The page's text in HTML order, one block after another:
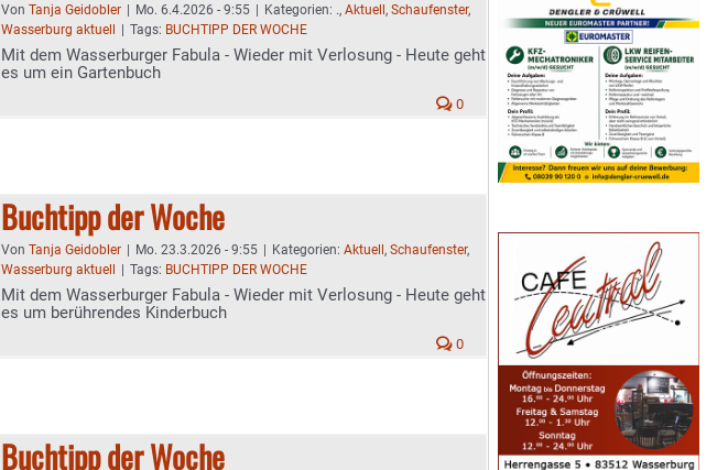
Von Tanja Geidobler Mo. 6.4.2026 - 9:55 Kategorien: ., Aktuell , Schaufenster,
Wasserburg aktuell
Tags: BUCHTIPP DER WOCHE
Mit dem Wasserburger Fabula - Wieder mit Verlosung - Heute geht
es um ein Gartenbuch
0
Buchtipp der Woche
Von Tanja Geidobler Mo. 23.3.2026 - 9:55 Kategorien: Aktuell , Schaufenster,
Wasserburg aktuell
Tags: BUCHTIPP DER WOCHE
Mit dem Wasserburger Fabula - Wieder mit Verlosung - Heute geht
es um berührendes Kinderbuch
0
Buchtipp der Woche